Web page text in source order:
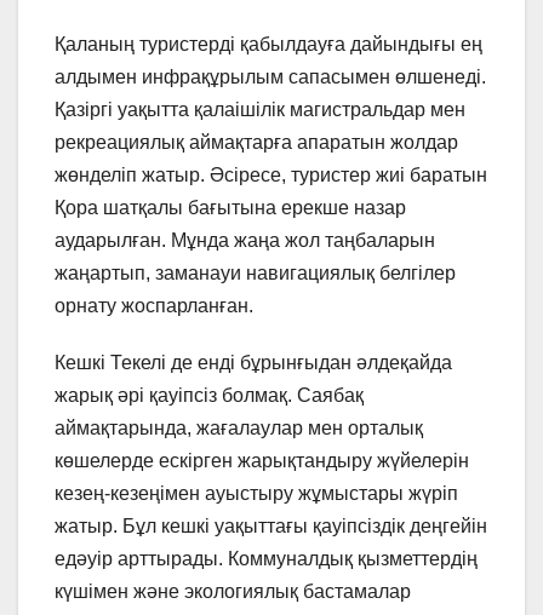
Қаланың туристерді қабылдауға дайындығы ең
алдымен инфрақұрылым сапасымен өлшенеді.
Қазіргі уақытта қалаішілік магистральдар мен
рекреациялық аймақтарға апаратын жолдар
жөнделіп жатыр. Әсіресе, туристер жиі баратын
Қора шатқалы бағытына ерекше назар
аударылған. Мұнда жаңа жол таңбаларын
жаңартып, заманауи навигациялық белгілер
орнату жоспарланған.
Кешкі Текелі де енді бұрынғыдан әлдеқайда
жарық әрі қауіпсіз болмақ. Саябақ
аймақтарында, жағалаулар мен орталық
көшелерде ескірген жарықтандыру жүйелерін
кезең-кезеңімен ауыстыру жұмыстары жүріп
жатыр. Бұл кешкі уақыттағы қауіпсіздік деңгейін
едәуір арттырады. Коммуналдық қызметтердің
күшімен және экологиялық бастамалар